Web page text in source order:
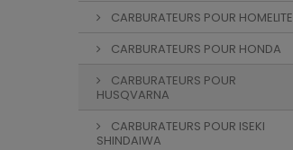
CARBURATEURS POUR HOMELITE
CARBURATEURS POUR HONDA
CARBURATEURS POUR
HUSQVARNA
CARBURATEURS POUR ISEKI
SHINDAIWA